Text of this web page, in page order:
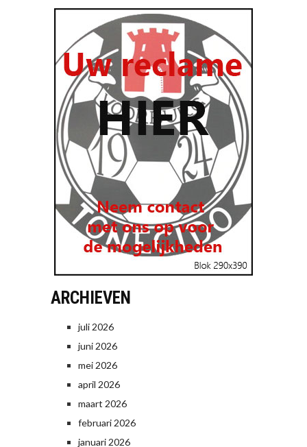
ARCHIEVEN
juli 2026
juni 2026
mei 2026
april 2026
maart 2026
februari 2026
januari 2026